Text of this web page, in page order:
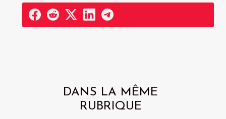
DANS LA MÊME
RUBRIQUE